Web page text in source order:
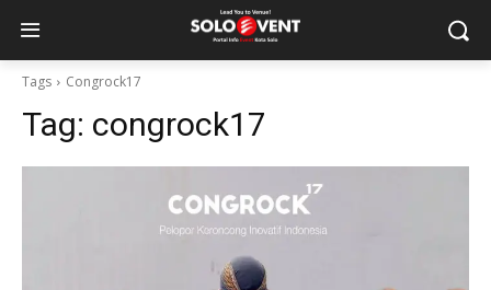
Tags Congrock17
Tag: congrock17